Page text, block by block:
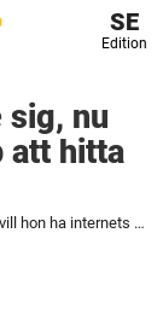
SE
Edition
sig, nu
att hitta
Mystiska paret förlovade sig, nu vill hon ha internets hjälp att hitta dem.